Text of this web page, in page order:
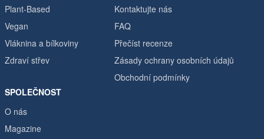
Plant-Based
Vegan
Vláknina a bílkoviny
Zdraví střev
Kontaktujte nás
FAQ
Přečíst recenze
Zásady ochrany osobních údajů
Obchodní podmínky
SPOLEČNOST
O nás
Magazine